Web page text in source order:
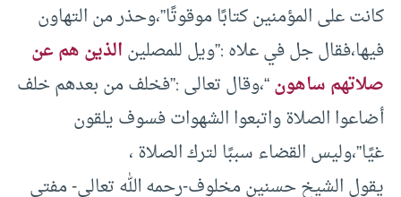
كانت على المؤمنين كتابًا موقوتًا”،وحذر من التهاون
فيها،فقال جل في علاه :”ويل للمصلينالذين هم عن
صلاتهم ساهون“،وقال تعالى :”فخلف من بعدهم خلف
أضاعوا الصلاة واتبعوا الشهوات فسوف يلقون
غيًا”،وليس القضاء سببًا لترك الصلاة ،
يقول الشيخ حسنين مخلوف-رحمه الله تعالى- مفتي